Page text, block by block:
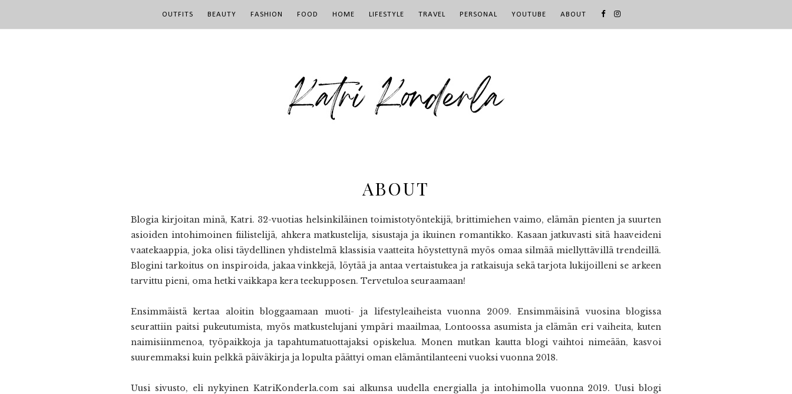
OUTFITS BEAUTY FASHION FOOD HOME LIFESTYLE TRAVEL PERSONAL YOUTUBE ABOUT
ABOUT
Blogia kirjoitan minä, Katri. 32-vuotias helsinkiläinen toimistotyöntekijä, brittimiehen vaimo, elämän pienten ja suurten
asioiden intohimoinen fiilistelijä, ahkera matkustelija, sisustaja ja ikuinen romantikko. Kasaan jatkuvasti sitä haaveideni
vaatekaappia, joka olisi täydellinen yhdistelmä klassisia vaatteita höystettynä myös omaa silmää miellyttävillä trendeillä.
Blogini tarkoitus on inspiroida, jakaa vinkkejä, löytää ja antaa vertaistukea ja ratkaisuja sekä tarjota lukijoilleni se arkeen
tarvittu pieni, oma hetki vaikkapa kera teekupposen. Tervetuloa seuraamaan!
Ensimmäistä kertaa aloitin bloggaamaan muoti- ja lifestyleaiheista vuonna 2009. Ensimmäisinä vuosina blogissa
seurattiin paitsi pukeutumista, myös matkustelujani ympäri maailmaa, Lontoossa asumista ja elämän eri vaiheita, kuten
naimisiinmenoa, työpaikkoja ja tapahtumatuottajaksi opiskelua. Monen mutkan kautta blogi vaihtoi nimeään, kasvoi
suuremmaksi kuin pelkkä päiväkirja ja lopulta päättyi oman elämäntilanteeni vuoksi vuonna 2018.
Uusi sivusto, eli nykyinenKatriKonderla.com sai alkunsa uudella energialla ja intohimolla vuonna 2019. Uusi blogi